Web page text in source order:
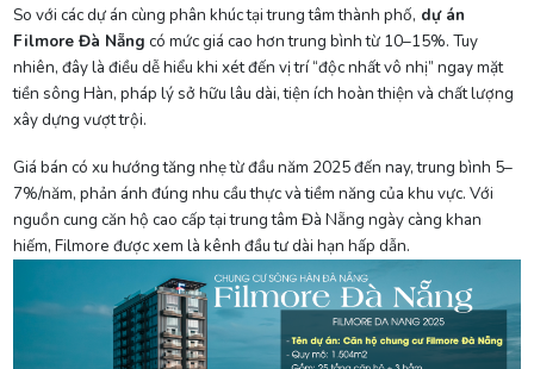
So với các dự án cùng phân khúc tại trung tâm thành phố, dự án
Filmore Đà Nẵng có mức giá cao hơn trung bình từ 10–15%. Tuy
nhiên, đây là điều dễ hiểu khi xét đến vị trí “độc nhất vô nhị” ngay mặt
tiền sông Hàn, pháp lý sở hữu lâu dài, tiện ích hoàn thiện và chất lượng
xây dựng vượt trội.
Giá bán có xu hướng tăng nhẹ từ đầu năm 2025 đến nay, trung bình 5–
7%/năm, phản ánh đúng nhu cầu thực và tiềm năng của khu vực. Với
nguồn cung căn hộ cao cấp tại trung tâm Đà Nẵng ngày càng khan
hiếm, Filmore được xem là kênh đầu tư dài hạn hấp dẫn.